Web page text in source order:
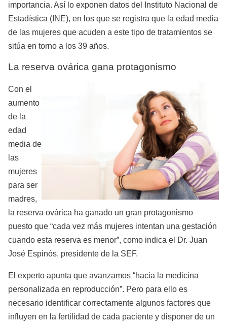
importancia. Así lo exponen datos del Instituto Nacional de
Estadística (INE), en los que se registra que la edad media
de las mujeres que acuden a este tipo de tratamientos se
sitúa en torno a los 39 años.
La reserva ovárica gana protagonismo
Con el
aumento
de la
edad
media de
las
mujeres
para ser
madres,
la reserva ovárica ha ganado un gran protagonismo
puesto que “cada vez más mujeres intentan una gestación
cuando esta reserva es menor”, como indica el Dr. Juan
José Espinós, presidente de la SEF.
El experto apunta que avanzamos “hacia la medicina
personalizada en reproducción”. Pero para ello es
necesario identificar correctamente algunos factores que
influyen en la fertilidad de cada paciente y disponer de un